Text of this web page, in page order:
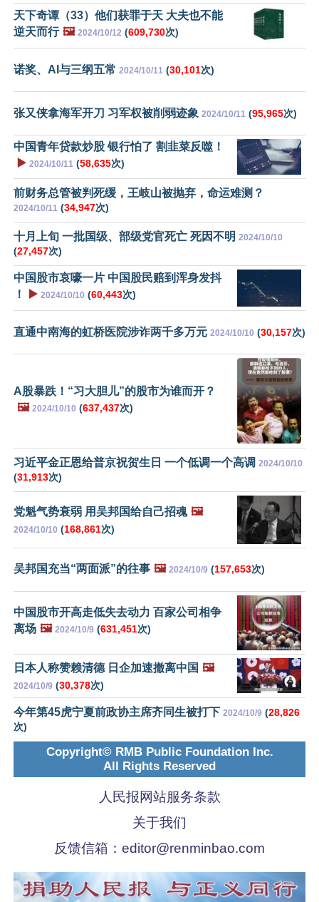
天下奇谭（33）他们获罪于天 大夫也不能
逆天而行 🖼️ 2024/10/12 (609,730次)
诺奖、AI与三纲五常 2024/10/11 (30,101次)
张又侠拿海军开刀 习军权被削弱迹象 2024/10/11 (95,965次)
中国青年贷款炒股 银行怕了 割韭菜反噬！
▶️ 2024/10/11 (58,635次)
前财务总管被判死缓，王岐山被抛弃，命运难测？
2024/10/11 (34,947次)
十月上旬 一批国级、部级党官死亡 死因不明 2024/10/10
(27,457次)
中国股市哀嚎一片 中国股民赔到浑身发抖
！
▶️ 2024/10/10 (60,443次)
直通中南海的虹桥医院涉诈两千多万元 2024/10/10 (30,157次)
A股暴跌！“习大胆儿”的股市为谁而开？
🖼️ 2024/10/10 (637,437次)
习近平金正恩给普京祝贺生日 一个低调一个高调 2024/10/10
(31,913次)
党魁气势衰弱 用吴邦国给自己招魂 🖼️
2024/10/10 (168,861次)
吴邦国充当“两面派”的往事 🖼️ 2024/10/9 (157,653次)
中国股市开高走低失去动力 百家公司相争
离场 🖼️ 2024/10/9 (631,451次)
日本人称赞赖清德 日企加速撤离中国 🖼️
2024/10/9 (30,378次)
今年第45虎宁夏前政协主席齐同生被打下 2024/10/9 (28,826
次)
Copyright© RMB Public Foundation Inc.
All Rights Reserved
人民报网站服务条款
关于我们
反馈信箱： editor@renminbao.com